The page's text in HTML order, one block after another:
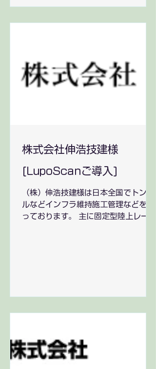
いております。...
株式会社伸浩技建様
[LupoScanご導入]
（株）伸浩技建様は日本全国でトンネ
ルなどインフラ維持施工管理などを行
っております。 主に固定型陸上レーザ